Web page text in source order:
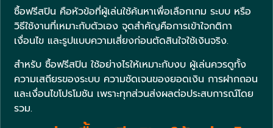
ซื้อฟรีสปิน คือหัวข้อที่ผู้เล่นใช้ค้นหาเพื่อเลือกเกม ระบบ หรือ
วิธีใช้งานที่เหมาะกับตัวเอง จุดสำคัญคือการเข้าใจกติกา
เงื่อนไข และรูปแบบความเสี่ยงก่อนตัดสินใจใช้เงินจริง.
สำหรับ ซื้อฟรีสปิน ใช้อย่างไรให้เหมาะกับงบ ผู้เล่นควรดูทั้ง
ความเสถียรของระบบ ความชัดเจนของยอดเงิน การฝากถอน
และเงื่อนไขโปรโมชัน เพราะทุกส่วนส่งผลต่อประสบการณ์โดย
รวม.